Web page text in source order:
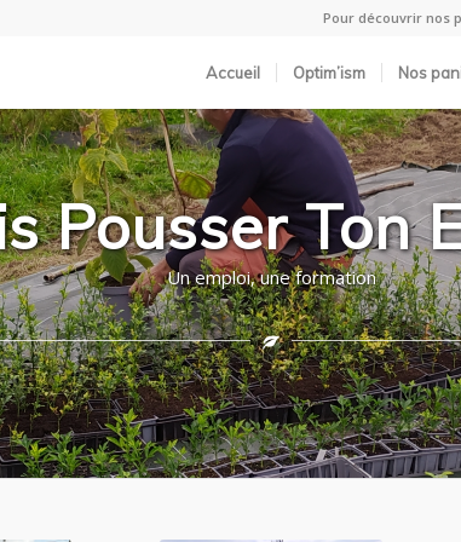
Pour découvrir nos
Accueil Optim’ism Nos
Pousser Ton
Un emploi, une formation